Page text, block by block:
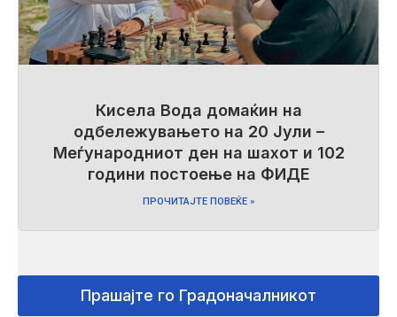
Кисела Вода домаќин на
одбележувањето на 20 Јули –
Меѓународниот ден на шахот и 102
години постоење на ФИДЕ
ПРОЧИТАЈТЕ ПОВЕЌЕ »
Прашајте го Градоначалникот